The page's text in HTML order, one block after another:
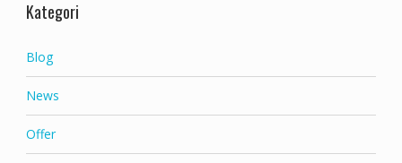
Kategori
Blog
News
Offer